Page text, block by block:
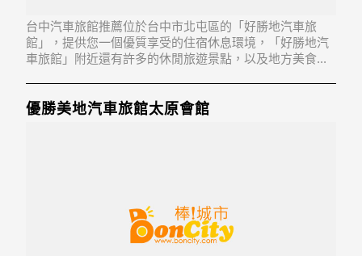
台中汽車旅館推薦位於台中市北屯區的「好勝地汽車旅
館」，提供您一個優質享受的住宿休息環境，「好勝地汽
車旅館」附近還有許多的休閒旅遊景點，以及地方美食...
優勝美地汽車旅館太原會館